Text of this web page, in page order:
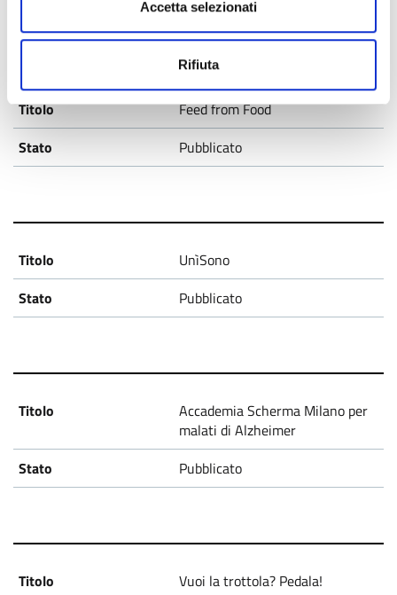
Accetta selezionati
Rifiuta
Feed from Food
Pubblicato
UnìSono
Pubblicato
Accademia Scherma Milano per
malati di Alzheimer
Pubblicato
Vuoi la trottola? Pedala!